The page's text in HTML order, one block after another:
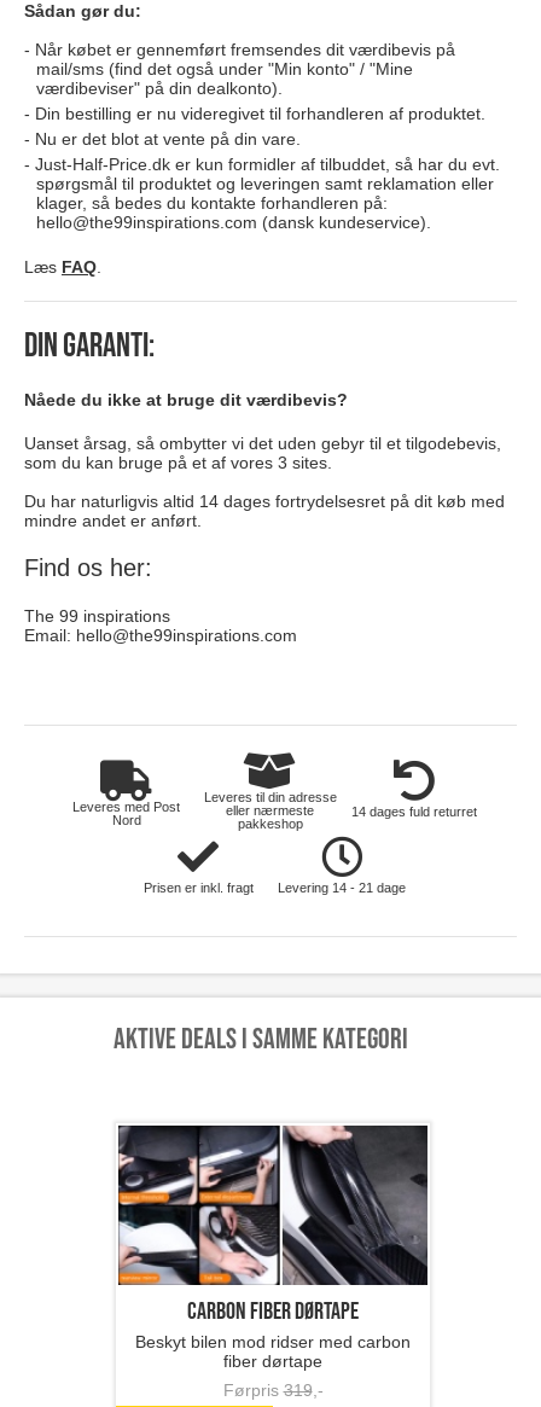
Sådan gør du:
Når købet er gennemført fremsendes dit værdibevis på
mail/sms (find det også under "Min konto" / "Mine
værdibeviser" på din dealkonto).
Din bestilling er nu videregivet til forhandleren af produktet.
Nu er det blot at vente på din vare.
Just-Half-Price.dk er kun formidler af tilbuddet, så har du evt.
spørgsmål til produktet og leveringen samt reklamation eller
klager, så bedes du kontakte forhandleren på:
hello@the99inspirations.com (dansk kundeservice).
Læs FAQ.
Din garanti:
Nåede du ikke at bruge dit værdibevis?
Uanset årsag, så ombytter vi det uden gebyr til et tilgodebevis,
som du kan bruge på et af vores 3 sites.
Du har naturligvis altid 14 dages fortrydelsesret på dit køb med
mindre andet er anført.
Find os her:
The 99 inspirations
Email: hello@the99inspirations.com
Leveres med Post
Nord
Leveres til din adresse
eller nærmeste
pakkeshop
14 dages fuld returret
Prisen er inkl. fragt Levering 14 - 21 dage
Aktive deals i samme kategori
Carbon Fiber Dørtape
Beskyt bilen mod ridser med carbon
fiber dørtape
Førpris319,-